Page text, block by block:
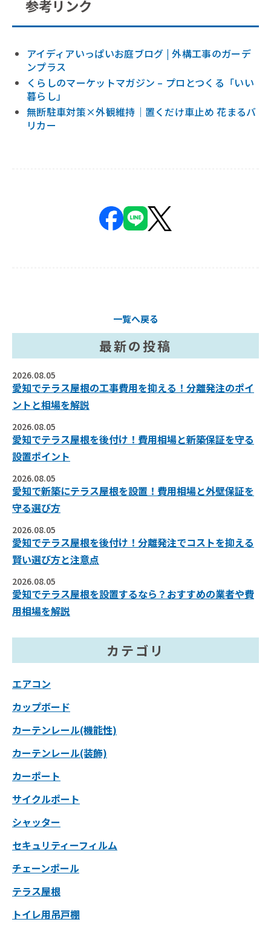
参考リンク
アイディアいっぱいお庭ブログ | 外構工事のガーデ
ンプラス
くらしのマーケットマガジン – プロとつくる「いい
暮らし」
無断駐車対策×外観維持｜置くだけ車止め 花まるバ
リカー
一覧へ戻る
最新の投稿
2026.08.05
愛知でテラス屋根の工事費用を抑える！分離発注のポイ
ントと相場を解説
2026.08.05
愛知でテラス屋根を後付け！費用相場と新築保証を守る
設置ポイント
2026.08.05
愛知で新築にテラス屋根を設置！費用相場と外壁保証を
守る選び方
2026.08.05
愛知でテラス屋根を後付け！分離発注でコストを抑える
賢い選び方と注意点
2026.08.05
愛知でテラス屋根を設置するなら？おすすめの業者や費
用相場を解説
カテゴリ
エアコン
カップボード
カーテンレール(機能性)
カーテンレール(装飾)
カーポート
サイクルポート
シャッター
セキュリティーフィルム
チェーンポール
テラス屋根
トイレ用吊戸棚